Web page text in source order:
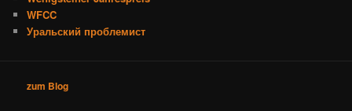
WFCC
Уральский проблемист
zum Blog